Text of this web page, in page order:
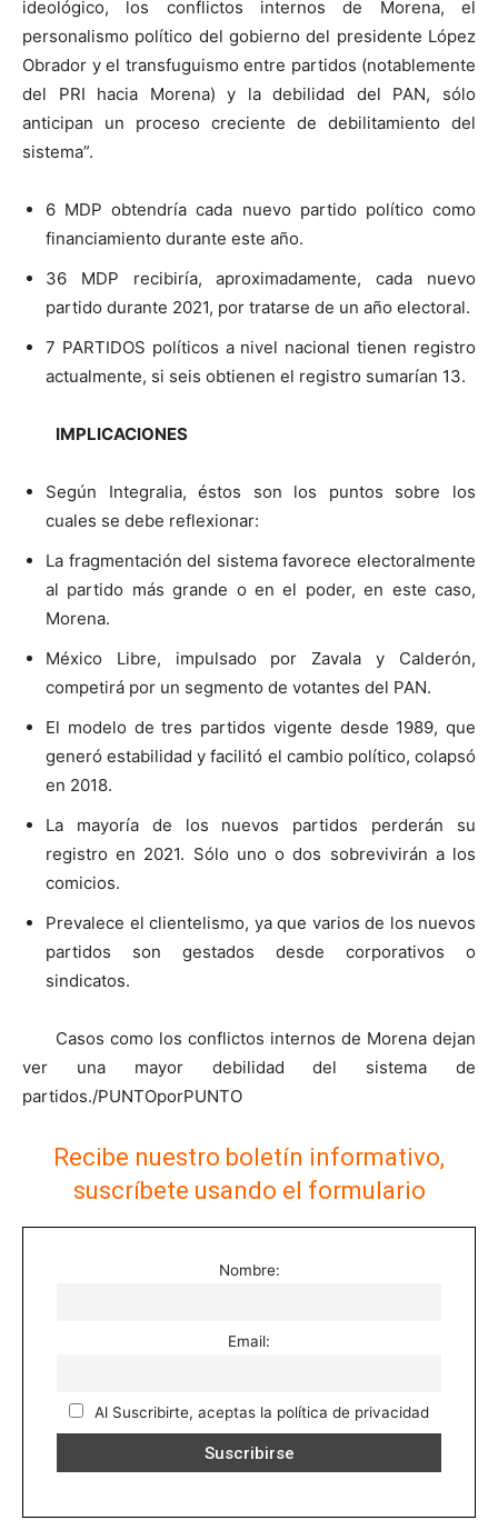
ideológico, los conflictos internos de Morena, el
personalismo político del gobierno del presidente López
Obrador y el transfuguismo entre partidos (notablemente
del PRI hacia Morena) y la debilidad del PAN, sólo
anticipan un proceso creciente de debilitamiento del
sistema”.
6 MDP obtendría cada nuevo partido político como
financiamiento durante este año.
36 MDP recibiría, aproximadamente, cada nuevo
partido durante 2021, por tratarse de un año electoral.
7 PARTIDOS políticos a nivel nacional tienen registro
actualmente, si seis obtienen el registro sumarían 13.
IMPLICACIONES
Según Integralia, éstos son los puntos sobre los
cuales se debe reflexionar:
La fragmentación del sistema favorece electoralmente
al partido más grande o en el poder, en este caso,
Morena.
México Libre, impulsado por Zavala y Calderón,
competirá por un segmento de votantes del PAN.
El modelo de tres partidos vigente desde 1989, que
generó estabilidad y facilitó el cambio político, colapsó
en 2018.
La mayoría de los nuevos partidos perderán su
registro en 2021. Sólo uno o dos sobrevivirán a los
comicios.
Prevalece el clientelismo, ya que varios de los nuevos
partidos son gestados desde corporativos o
sindicatos.
Casos como los conflictos internos de Morena dejan
ver una mayor debilidad del sistema de
partidos./PUNTOporPUNTO
Recibe nuestro boletín informativo,
suscríbete usando el formulario
Nombre:
Email:
Al Suscribirte, aceptas la política de privacidad